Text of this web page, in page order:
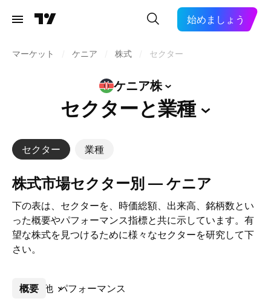
始めましょう
マーケット ケニア 株式 セクター
ケニア株
セクターと業種
セクター 業種
株式市場セクター別 — ケニア
下の表は、セクターを、時価総額、出来高、銘柄数とい
った概要やパフォーマンス指標と共に示しています。有
望な株式を見つけるために様々なセクターを研究して下
さい。
概要 パフォーマンス
その他